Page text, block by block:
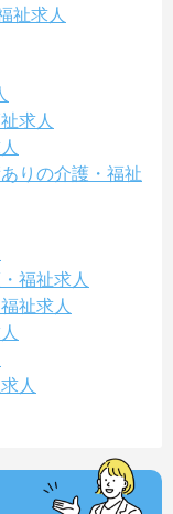
祉求人
求人
りの介護・福祉
福祉求人
祉求人
人